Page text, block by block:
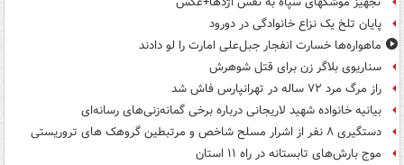
پایان تلخ یک نزاع خانوادگی در دورود
ماهواره‌ها خسارت انفجار جبل‌علی امارت را لو دادند
سناریوی بلاگر زن برای قتل شوهرش
راز مرگ مرد ۷۲ ساله در تهرانپارس فاش شد
بیانیه خانواده شهید لاریجانی درباره برخی گمانه‌زنی‌های رسانه‌ای
دستگیری ۸ نفر از اشرار مسلح شاخص و مرتبطین گروهک های تروریستی
موج بارش‌های تابستانه در راه ۱۱ استان